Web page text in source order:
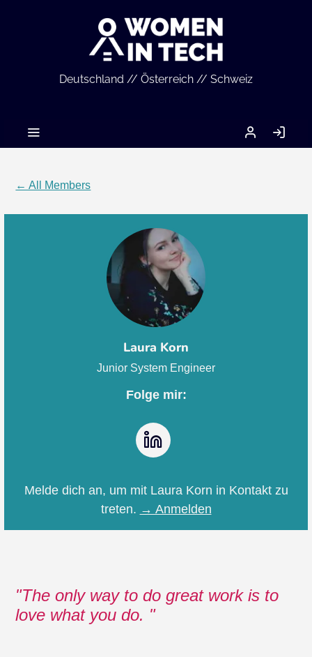
Deutschland // Österreich // Schweiz
MEIN
ACCOUNT
IN
← All Members
Laura Korn
Junior System Engineer
Folge mir:
Melde dich an, um mit Laura Korn in Kontakt zu
treten. → Anmelden
The only way to do great work is to
love what you do.